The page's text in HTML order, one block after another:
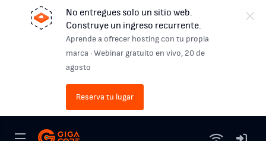
No entregues solo un sitio web.
Construye un ingreso recurrente.
Aprende a ofrecer hosting con tu propia
marca · Webinar gratuito en vivo, 20 de
agosto
Reserva tu lugar